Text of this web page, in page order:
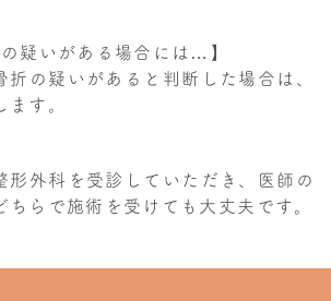
の疑いがある場合には … 】
折の疑いがあると判断した場合は、
す。
形外科を受診していただき、医師の
らで施術を受けても大丈夫です。